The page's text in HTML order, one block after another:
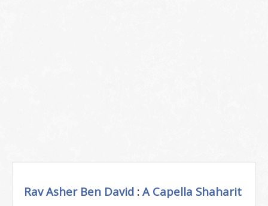
Rav Asher Ben David : A Capella Shaharit